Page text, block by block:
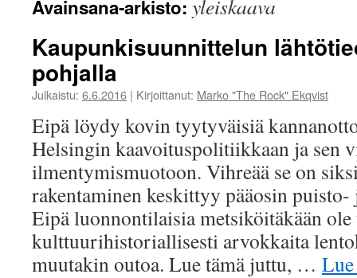
Avainsana-arkisto: yleiskaava
Kaupunkisuunnittelun
pohjalla
Julkaistu: 6.6.2016 | Kirjoittanut: Marko "The Rock" Ekqvist
Eipä löydy kovin tyytyväisiä
Helsingin kaavoituspolitiikkaan ja sen
ilmentymismuotoon. Vihreää se on
rakentaminen keskittyy pääosin
Eipä luonnontilaisia metsiköitäkään ole
kulttuurihistoriallisesti arvokkaita
muutakin outoa. Lue tämä juttu, …